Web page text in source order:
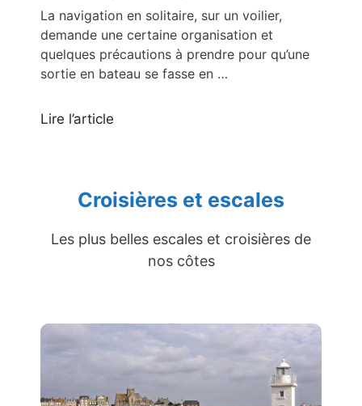
La navigation en solitaire, sur un voilier,
demande une certaine organisation et
quelques précautions à prendre pour qu’une
sortie en bateau se fasse en …
Lire l’article
Croisières et escales
Les plus belles escales et croisières de
nos côtes